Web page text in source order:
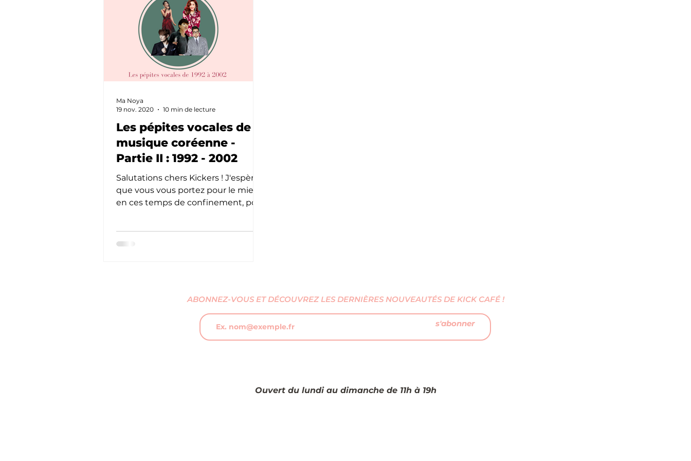
Les pépites vocales de la
musique coréenne -
Partie II : 1992 - 2002
Salutations chers Kickers ! J'espère
que vous vous portez pour le mieux
en ces temps de confinement, pour
Ma Noya
19 nov. 2020
10 min de lecture
ABONNEZ-VOUS ET DÉCOUVREZ LES DERNIÈRES NOUVEAUTÉS DE KICK CAFÉ !
s'abonner
Ouvert du lundi au dimanche de 11h à 19h​